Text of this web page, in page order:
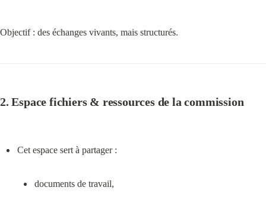
Objectif : des échanges vivants, mais structurés.
2. Espace fichiers & ressources de la commission
documents de travail,